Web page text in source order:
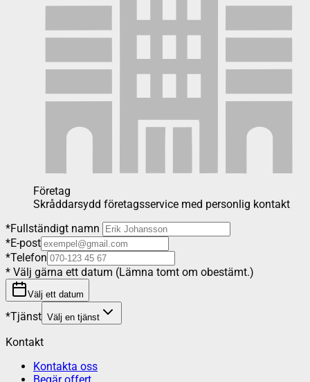
Företag
Skråddarsydd företagsservice med personlig kontakt
*Fullständigt namn
*E-post
*Telefon
* Välj gärna ett datum (Lämna tomt om obestämt.)
Välj ett datum
*Tjänst Välj en tjänst
Kontakt
Kontakta oss